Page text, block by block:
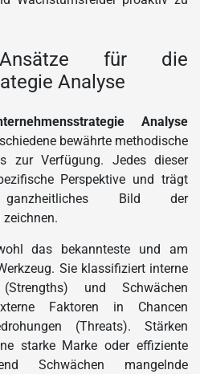
Ansätze für die
Analyse
Analyse
bewährte methodische
zur Verfügung. Jedes dieser
Perspektive und trägt
Bild der
das bekannteste und am
Sie klassifiziert interne
und Schwächen
Faktoren in Chancen
(Threats). Stärken
starke Marke oder effiziente
Schwächen mangelnde